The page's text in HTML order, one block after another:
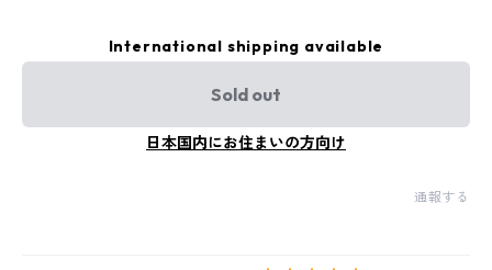
International shipping available
Sold out
日本国内にお住まいの方向け
通報する